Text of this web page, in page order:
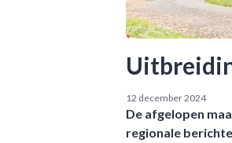
12 december 2024
De afgelopen
regionale